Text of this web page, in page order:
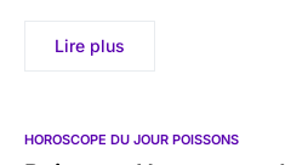
Lire plus
HOROSCOPE DU JOUR POISSONS